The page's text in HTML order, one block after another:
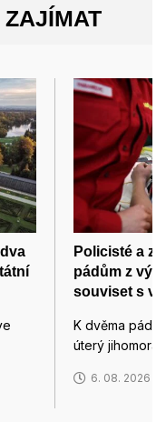
Policisté a
pádům z
souviset s
K dvěma
úterý
6. 08. 2026